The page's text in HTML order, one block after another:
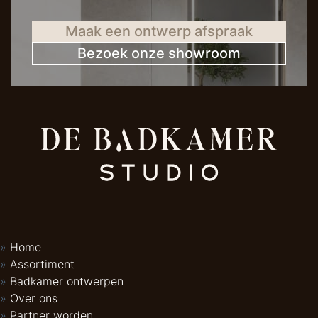
Maak een ontwerp afspraak
Bezoek onze showroom
Home
Assortiment
Badkamer ontwerpen
Over ons